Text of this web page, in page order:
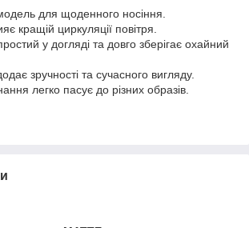
для щоденного носіння.
кращій циркуляції повітря.
у догляді та довго зберігає охайний
зручності та сучасного вигляду.
легко пасує до різних образів.